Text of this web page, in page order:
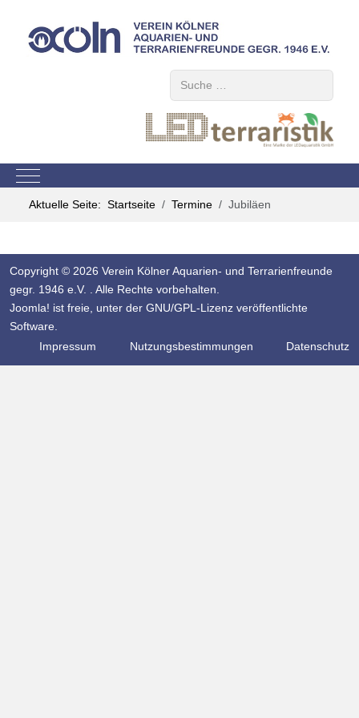
Mobile Menu Toggle
Aktuelle Seite: Startseite Termine Jubiläen
Copyright © 2026 Verein Kölner Aquarien- und Terrarienfreunde
gegr. 1946 e.V. . Alle Rechte vorbehalten.
Joomla! ist freie, unter der GNU/GPL-Lizenz veröffentlichte
Software.
Impressum
Nutzungsbestimmungen Datenschutz